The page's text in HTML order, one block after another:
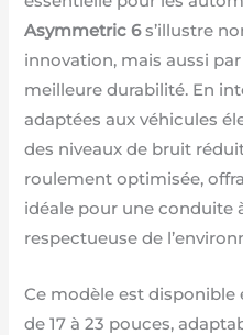
Asymmetric 6s’illustre
innovation, mais aussi
meilleure durabilité. En
adaptées aux véhicules
des niveaux de bruit
roulement optimisée,
idéale pour une conduite
respectueuse de
Ce modèle est disponible
de 17 à 23 pouces,